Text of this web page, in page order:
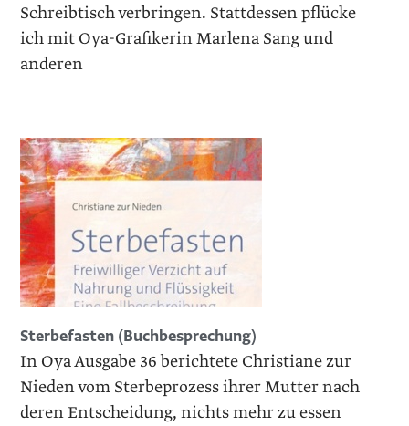
Schreibtisch verbringen. Stattdessen pflücke
ich mit Oya-Grafikerin Marlena Sang und
anderen
Sterbefasten (Buchbesprechung)
In Oya Ausgabe 36 berichtete Christiane zur
Nieden vom Sterbeprozess ihrer Mutter nach
deren Entscheidung, nichts mehr zu essen